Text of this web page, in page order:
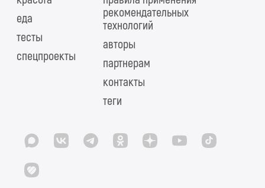
еда
тесты
спецпроекты
рекомендательных
технологий
авторы
партнерам
контакты
теги